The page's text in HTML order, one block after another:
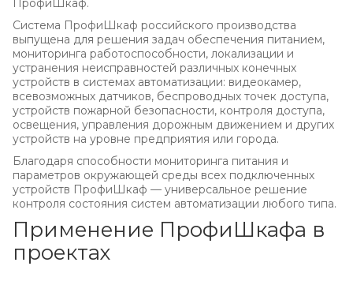
ПрофиШкаф.
Система ПрофиШкаф российского производства
выпущена для решения задач обеспечения питанием,
мониторинга работоспособности, локализации и
устранения неисправностей различных конечных
устройств в системах автоматизации: видеокамер,
всевозможных датчиков, беспроводных точек доступа,
устройств пожарной безопасности, контроля доступа,
освещения, управления дорожным движением и других
устройств на уровне предприятия или города.
Благодаря способности мониторинга питания и
параметров окружающей среды всех подключенных
устройств ПрофиШкаф — универсальное решение
контроля состояния систем автоматизации любого типа.
Применение ПрофиШкафа в
проектах